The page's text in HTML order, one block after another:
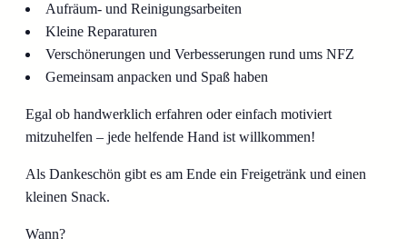
Aufräum- und Reinigungsarbeiten
Kleine Reparaturen
Verschönerungen und Verbesserungen rund ums NFZ
Gemeinsam anpacken und Spaß haben
Egal ob handwerklich erfahren oder einfach motiviert
mitzuhelfen – jede helfende Hand ist willkommen!
Als Dankeschön gibt es am Ende ein Freigetränk und einen
kleinen Snack.
Wann?